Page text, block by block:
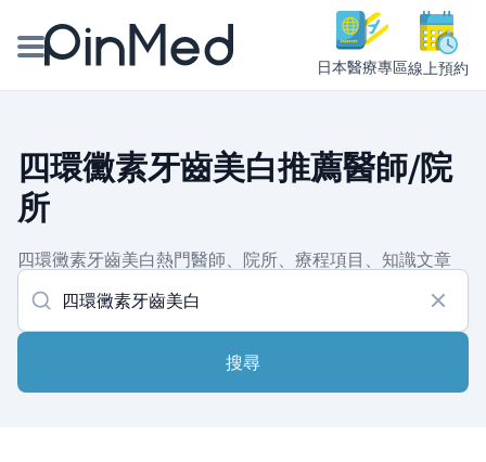
日本醫療專區線上預約
醫師專欄專訪
健康主題館
我是醫療人員
四環黴素牙齒美白推薦醫師/院
所
四環黴素牙齒美白熱門醫師、院所、療程項目、知識文章
搜尋